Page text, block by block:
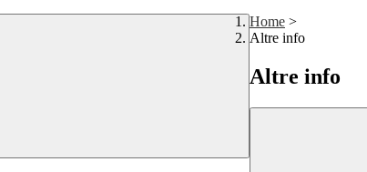
Home >
Altre info
Altre info